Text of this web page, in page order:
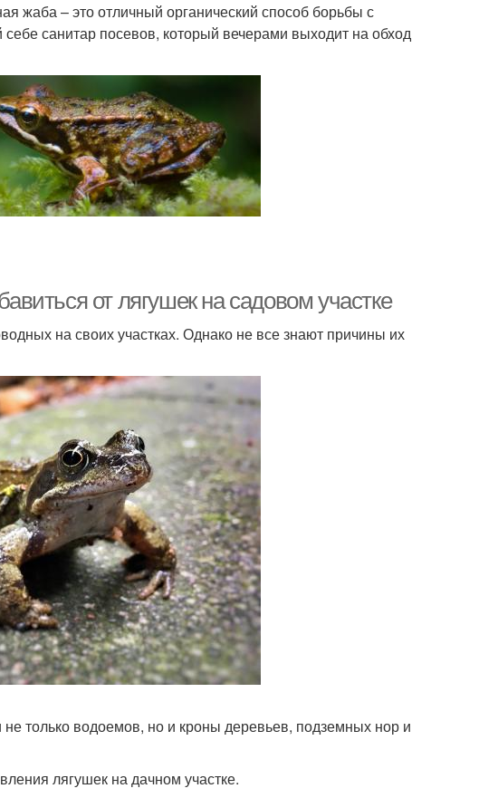
жаба – это отличный органический способ борьбы с
санитар посевов, который вечерами выходит на обход
от лягушек на садовом участке
на своих участках. Однако не все знают причины их
только водоемов, но и кроны деревьев, подземных нор и
лягушек на дачном участке.